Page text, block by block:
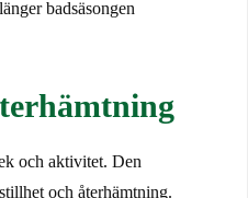
badsäsongen
och aktivitet. Den
och återhämtning.